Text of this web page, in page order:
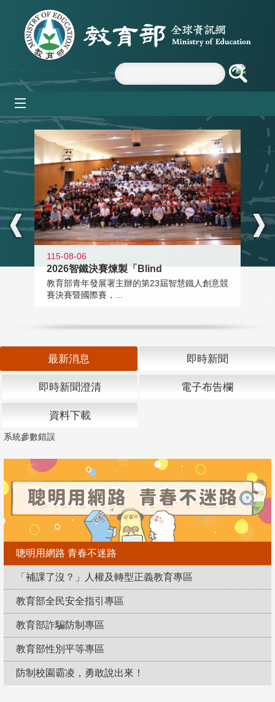
跳到主要內容區塊
:::
115-08-06
2026智鐵決賽煉製「Blind
教育部青年發展署主辦的第23屆智慧鐵人創意競
賽決賽暨國際賽，...
最新消息 即時新聞
即時新聞澄清 電子布告欄
資料下載
系統參數錯誤
聰明用網路 青春不迷路
「補課了沒？」人權及轉型正義教育專區
教育部全民安全指引專區
教育部詐騙防制專區
教育部性別平等專區
防制校園霸凌，勇敢說出來！